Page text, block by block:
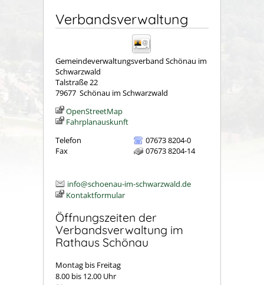
Verbandsverwaltung
Gemeindeverwaltungsverband Schönau im
Schwarzwald
Talstraße 22
79677 Schönau im Schwarzwald
OpenStreetMap
Fahrplanauskunft
Telefon
07673 8204-0
Fax
07673 8204-14
info@schoenau-im-schwarzwald.de
Kontaktformular
Öffnungszeiten der
Verbandsverwaltung im
Rathaus Schönau
Montag bis Freitag
8.00 bis 12.00 Uhr